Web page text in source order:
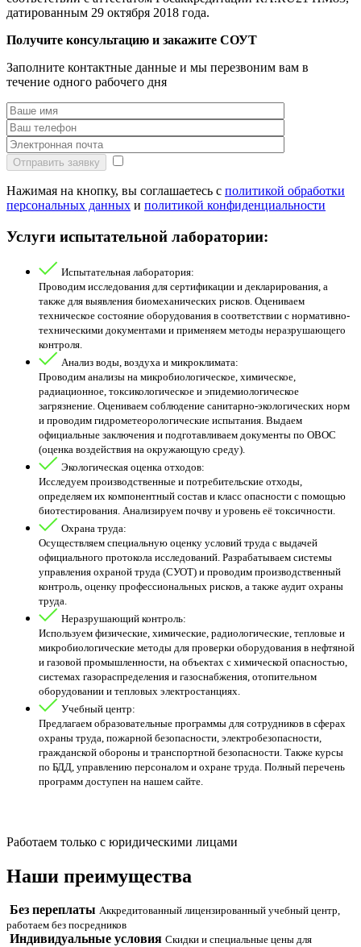
датированным 29 октября 2018 года.
Получите консультацию и закажите СОУТ
Заполните контактные данные и мы перезвоним вам в
течение одного рабочего дня
Отправить заявку
Нажимая на кнопку, вы соглашаетесь с политикой обработки
персональных данных и политикой конфиденциальности
Услуги испытательной лаборатории:
Испытательная лаборатория:
Проводим исследования для сертификации и декларирования, а
также для выявления биомеханических рисков. Оцениваем
техническое состояние оборудования в соответствии с нормативно-
техническими документами и применяем методы неразрушающего
контроля.
Анализ воды, воздуха и микроклимата:
Проводим анализы на микробиологическое, химическое,
радиационное, токсикологическое и эпидемиологическое
загрязнение. Оцениваем соблюдение санитарно-экологических норм
и проводим гидрометеорологические испытания. Выдаем
официальные заключения и подготавливаем документы по ОВОС
(оценка воздействия на окружающую среду).
Экологическая оценка отходов:
Исследуем производственные и потребительские отходы,
определяем их компонентный состав и класс опасности с помощью
биотестирования. Анализируем почву и уровень её токсичности.
Охрана труда:
Осуществляем специальную оценку условий труда с выдачей
официального протокола исследований. Разрабатываем системы
управления охраной труда (СУОТ) и проводим производственный
контроль, оценку профессиональных рисков, а также аудит охраны
труда.
Неразрушающий контроль:
Используем физические, химические, радиологические, тепловые и
микробиологические методы для проверки оборудования в нефтяной
и газовой промышленности, на объектах с химической опасностью,
системах газораспределения и газоснабжения, отопительном
оборудовании и тепловых электростанциях.
Учебный центр:
Предлагаем образовательные программы для сотрудников в сферах
охраны труда, пожарной безопасности, электробезопасности,
гражданской обороны и транспортной безопасности. Также курсы
по БДД, управлению персоналом и охране труда. Полный перечень
программ доступен на нашем сайте.
Работаем только с юридическими лицами
Наши преимущества
Без переплаты Аккредитованный лицензированный учебный центр,
работаем без посредников
Индивидуальные условия Скидки и специальные цены для